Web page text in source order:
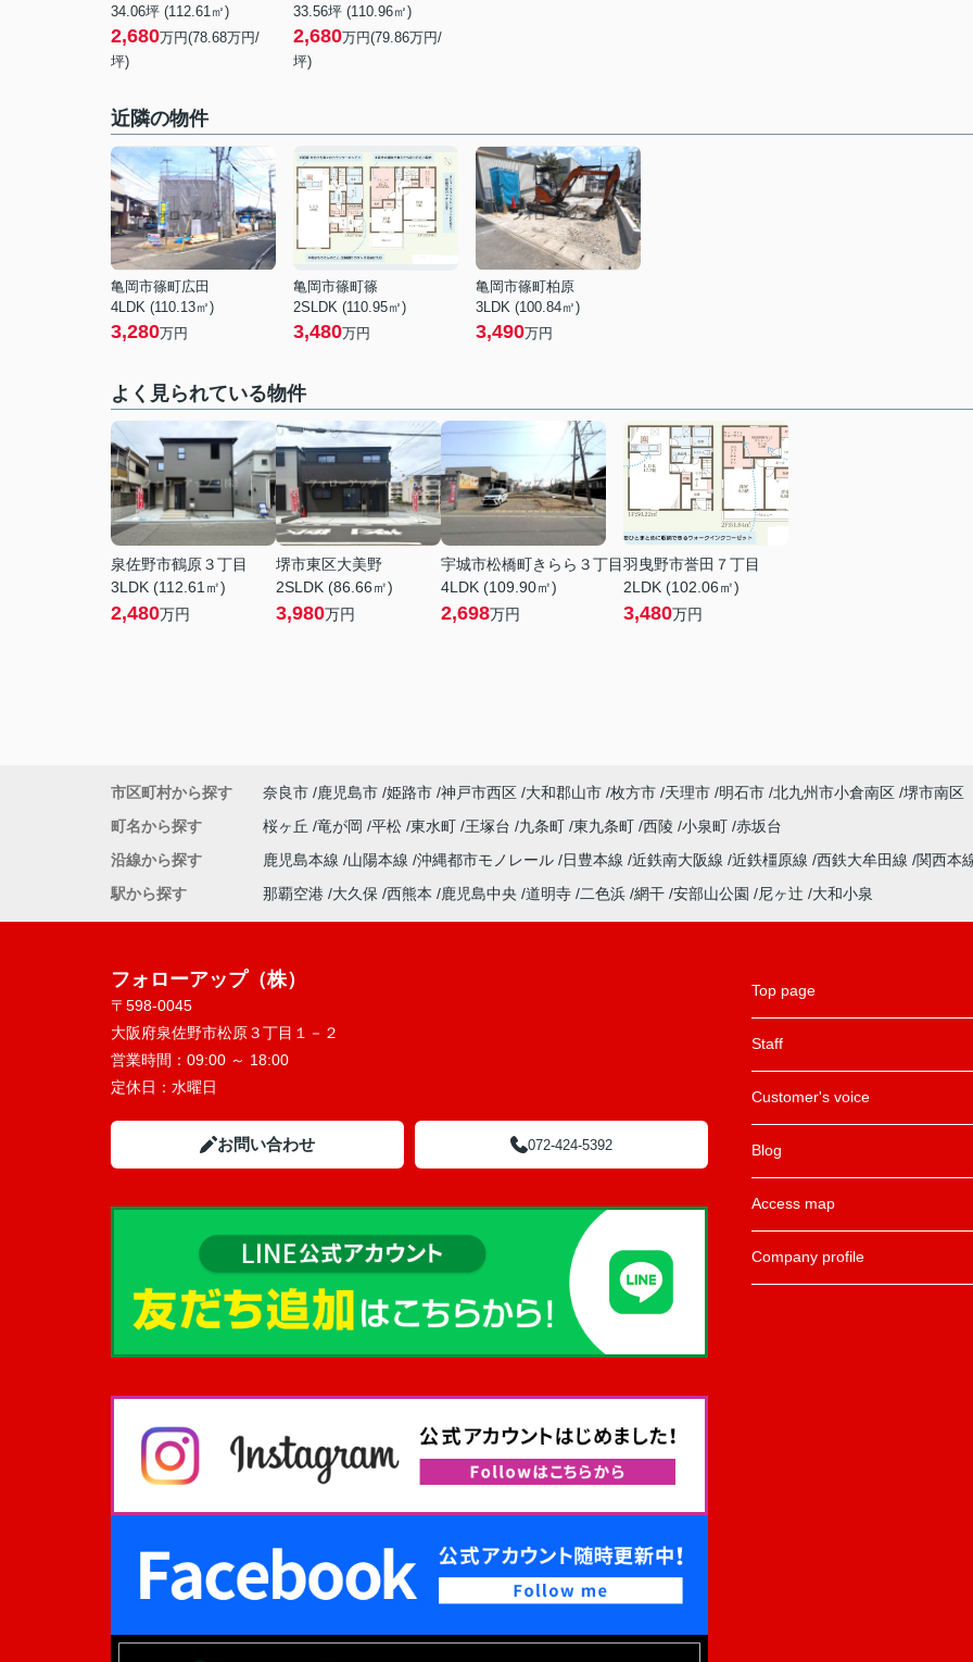
34.06坪 (112.61㎡)
2,680万円(78.68万円/
坪)
33.56坪 (110.96㎡)
2,680万円(79.86万円/
坪)
近隣の物件
亀岡市篠町広田
4LDK (110.13㎡)
3,280万円
亀岡市篠町篠
2SLDK (110.95㎡)
3,480万円
亀岡市篠町柏原
3LDK (100.84㎡)
3,490万円
よく見られている物件
泉佐野市鶴原３丁目
3LDK (112.61㎡)
2,480万円
堺市東区大美野
2SLDK (86.66㎡)
3,980万円
宇城市松橋町きらら３丁目
4LDK (109.90㎡)
2,698万円
羽曳野市誉田７丁目
2LDK (102.06㎡)
3,480万円
市区町村から探す 奈良市 鹿児島市 姫路市 神戸市西区 大和郡山市 枚方市 天理市 明石市 北九州市小倉南区 堺市南区
町名から探す
桜ヶ丘 竜が岡 平松 東水町 王塚台 九条町 東九条町 西陵 小泉町 赤坂台
沿線から探す
鹿児島本線 山陽本線 沖縄都市モノレール 日豊本線 近鉄南大阪線 近鉄橿原線 西鉄大牟田線 関西本
駅から探す
那覇空港 大久保 西熊本 鹿児島中央 道明寺 二色浜 網干 安部山公園 尼ヶ辻 大和小泉
フォローアップ（株）
〒598-0045
大阪府泉佐野市松原３丁目１－２
営業時間： 09:00 ～ 18:00
定休日： 水曜日
お問い合わせ 072-424-5392
Top page
Staff
Customer's voice
Blog
Access map
Company profile